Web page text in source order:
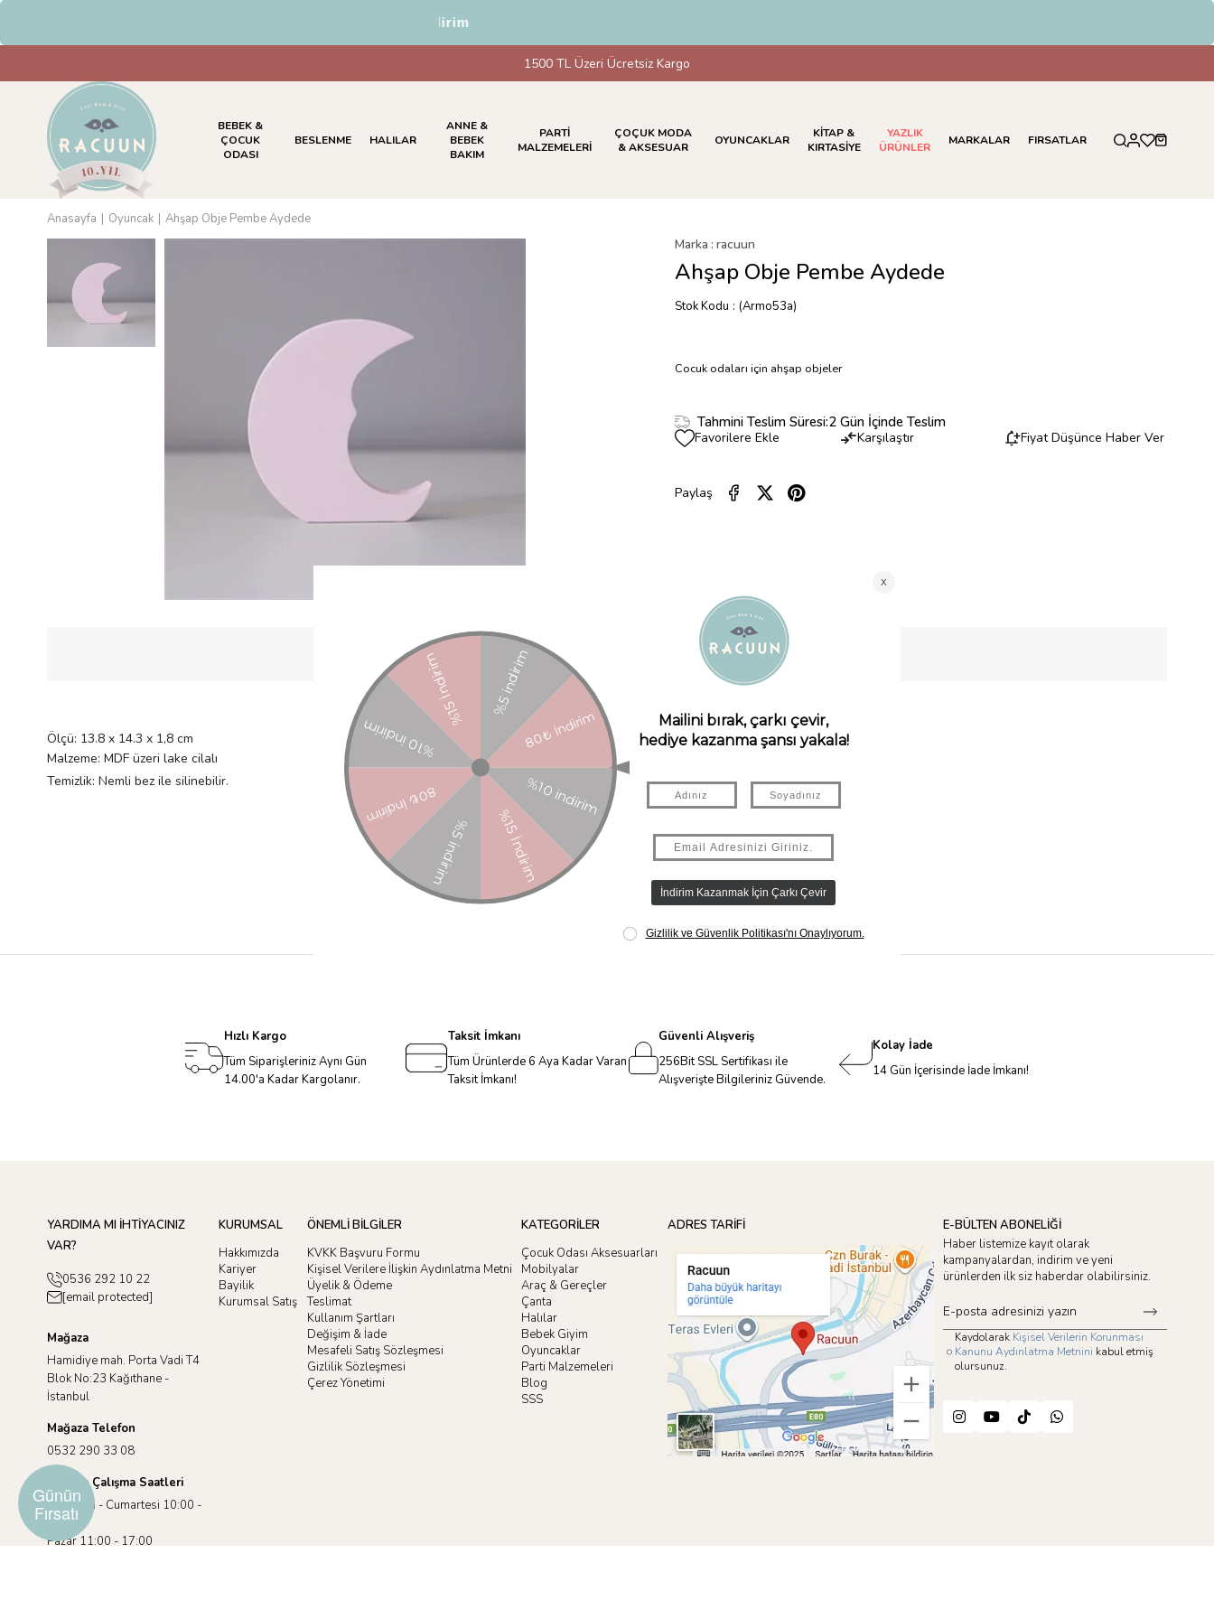
HAVALE & EFT Ödemelerinde %5 İndirim
1500 TL Üzeri Ücretsiz Kargo
BEBEK &
ÇOCUK
ODASI
BESLENME HALILAR
ANNE &
BEBEK
BAKIM
PARTİ
MALZEMELERİ
ÇOÇUK MODA
& AKSESUAR
OYUNCAKLAR
KİTAP &
KIRTASİYE
YAZLIK
ÜRÜNLER
MARKALAR FIRSATLAR
Anasayfa Oyuncak Ahşap Obje Pembe Aydede
Marka : racuun
Ahşap Obje Pembe Aydede
Stok Kodu (Armo53a)
Cocuk odaları için ahşap objeler
Tahmini Teslim Süresi:2 Gün İçinde Teslim
Favorilere Ekle Karşılaştır Fiyat Düşünce Haber Ver
Paylaş
ÜRÜN ÖZELLIKLERI ÜRÜN ÖNERILERI
Ölçü: 13.8 x 14.3 x 1,8 cm
Malzeme: MDF üzeri lake cilalı
Temizlik: Nemli bez ile silinebilir.
Hızlı Kargo
Tüm Siparişleriniz Aynı Gün
14.00'a Kadar Kargolanır.
Taksit İmkanı
Tüm Ürünlerde 6 Aya Kadar Varan
Taksit İmkanı!
Güvenli Alışveriş
256Bit SSL Sertifikası ile
Alışverişte Bilgileriniz Güvende.
Kolay İade
14 Gün İçerisinde İade İmkanı!
YARDIMA MI İHTİYACINIZ
VAR?
0536 292 10 22
[email protected]
Mağaza
Hamidiye mah. Porta Vadi T4
Blok No:23 Kağıthane -
İstanbul
Mağaza Telefon
0532 290 33 08
Mağaza Çalışma Saatleri
Pazartesi - Cumartesi 10:00 -
19:00
Pazar 11:00 - 17:00
KURUMSAL
Hakkımızda
Kariyer
Bayilik
Kurumsal Satış
ÖNEMLİ BİLGİLER
KVKK Başvuru Formu
Kişisel Verilere İlişkin Aydınlatma Metni
Üyelik & Ödeme
Teslimat
Kullanım Şartları
Değişim & İade
Mesafeli Satış Sözleşmesi
Gizlilik Sözleşmesi
Çerez Yönetimi
KATEGORİLER
Çocuk Odası Aksesuarları
Mobilyalar
Araç & Gereçler
Çanta
Halılar
Bebek Giyim
Oyuncaklar
Parti Malzemeleri
Blog
SSS
ADRES TARİFİ
E-BÜLTEN ABONELİĞİ
Haber listemize kayıt olarak
kampanyalardan, indirim ve yeni
ürünlerden ilk siz haberdar olabilirsiniz.
Kaydolarak Kişisel Verilerin Korunması
Kanunu Aydınlatma Metnini kabul etmiş
olursunuz.
Günün
Fırsatı